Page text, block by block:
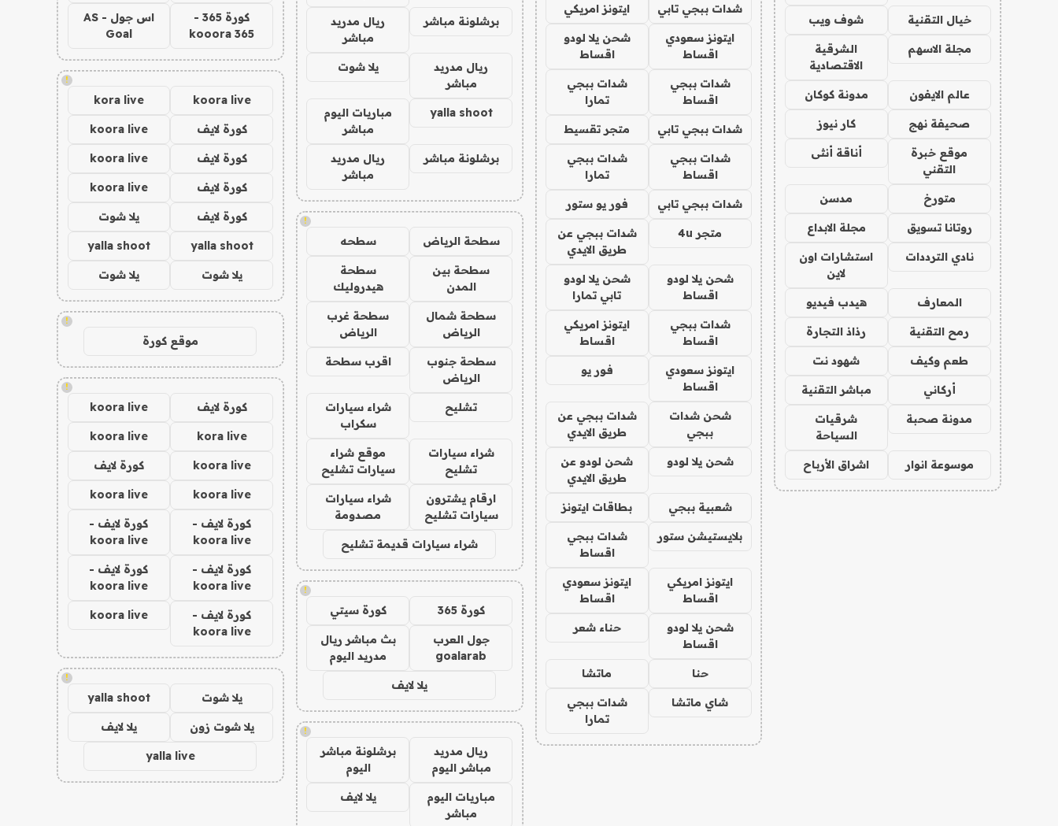
خيال التقنية شوف ويب
مجلة الاسهم
الشرقية
الاقتصادية
عالم الايفون مدونة كوكان
صحيفة نهج كار نيوز
موقع خبرة
التقني
أناقة أنثى
متورخ مدسن
روتانا تسويق مجلة الابداع
نادي الترددات
استشارات اون
لاين
المعارف هيدب فيديو
رمح التقنية رذاذ التجارة
طعم وكيف شهود نت
أركاني مباشر التقنية
مدونة صحبة
شرقيات
السياحة
موسوعة انوار اشراق الأرباح
شدات ببجي تابي ايتونز امريكي
ايتونز سعودي
اقساط
شحن يلا لودو
اقساط
شدات ببجي
اقساط
شدات ببجي
تمارا
شدات ببجي تابي متجر تقسيط
شدات ببجي
اقساط
شدات ببجي
تمارا
شدات ببجي تابي فور يو ستور
متجر 4u
شدات ببجي عن
طريق الايدي
شحن يلا لودو
اقساط
شحن يلا لودو
تابي تمارا
شدات ببجي
اقساط
ايتونز امريكي
اقساط
ايتونز سعودي
اقساط
فور يو
شحن شدات
ببجي
شدات ببجي عن
طريق الايدي
شحن يلا لودو
شحن لودو عن
طريق الايدي
شعبية ببجي بطاقات ايتونز
بلايستيشن ستور
شدات ببجي
اقساط
ايتونز امريكي
اقساط
ايتونز سعودي
اقساط
شحن يلا لودو
اقساط
حناء شعر
حنا ماتشا
شاي ماتشا
شدات ببجي
تمارا
برشلونة مباشر
ريال مدريد
مباشر
ريال مدريد
مباشر
يلا شوت
yalla shoot
مباريات اليوم
مباشر
برشلونة مباشر
ريال مدريد
مباشر
!
سطحة الرياض سطحه
سطحة بين
المدن
سطحة
هيدروليك
سطحة شمال
الرياض
سطحة غرب
الرياض
سطحة جنوب
الرياض
اقرب سطحة
تشليح
شراء سيارات
سكراب
شراء سيارات
تشليح
موقع شراء
سيارات تشليح
ارقام يشترون
سيارات تشليح
شراء سيارات
مصدومة
شراء سيارات قديمة تشليح
!
كورة 365 كورة سيتي
جول العرب
goalarab
بث مباشر ريال
مدريد اليوم
يلا لايف
!
ريال مدريد
مباشر اليوم
برشلونة مباشر
اليوم
مباريات اليوم
مباشر
يلا لايف
كورة 365 -
kooora 365
اس جول - AS
Goal
!
koora live
kora live
كورة لايف koora live
كورة لايف koora live
كورة لايف koora live
كورة لايف يلا شوت
yalla shoot
yalla shoot
يلا شوت يلا شوت
!
موقع كورة
!
كورة لايف koora live
kora live
koora live
koora live كورة لايف
koora live
koora live
كورة لايف -
koora live
كورة لايف -
koora live
كورة لايف -
koora live
كورة لايف -
koora live
كورة لايف -
koora live
koora live
!
يلا شوت yalla shoot
يلا شوت زون يلا لايف
yalla live